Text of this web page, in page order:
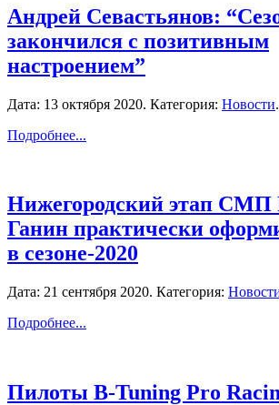
Андрей Севастьянов:
закончился с позитивным
настроением”
Дата: 13 октября 2020. Категория: Новости.
Подробнее...
Нижегородский этап
Ганин практически
в сезоне-2020
Дата: 21 сентября 2020. Категория:
Подробнее...
Пилоты B-Tuning Pro